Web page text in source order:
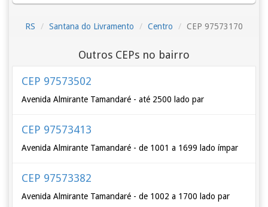
RS Santana do Livramento Centro CEP 97573170
Outros CEPs no bairro
CEP 97573502
Avenida Almirante Tamandaré - até 2500 lado par
CEP 97573413
Avenida Almirante Tamandaré - de 1001 a 1699 lado ímpar
CEP 97573382
Avenida Almirante Tamandaré - de 1002 a 1700 lado par